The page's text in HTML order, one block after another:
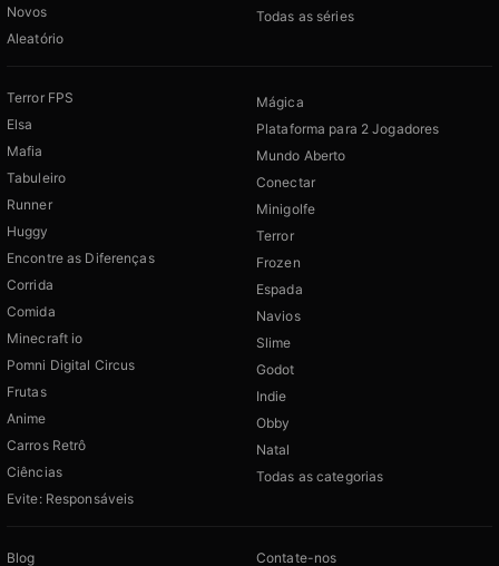
Novos
Aleatório
Todas as séries
Terror FPS
Elsa
Mafia
Tabuleiro
Runner
Huggy
Encontre as Diferenças
Corrida
Comida
Minecraft io
Pomni Digital Circus
Frutas
Anime
Carros Retrô
Ciências
Evite: Responsáveis
Mágica
Plataforma para 2 Jogadores
Mundo Aberto
Conectar
Minigolfe
Terror
Frozen
Espada
Navios
Slime
Godot
Indie
Obby
Natal
Todas as categorias
Blog Contate-nos